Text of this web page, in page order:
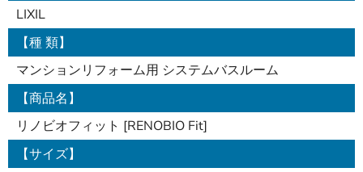
LIXIL
【種 類】
マンションリフォーム用 システムバスルーム
【商品名】
リノビオフィット [RENOBIO Fit]
【サイズ】